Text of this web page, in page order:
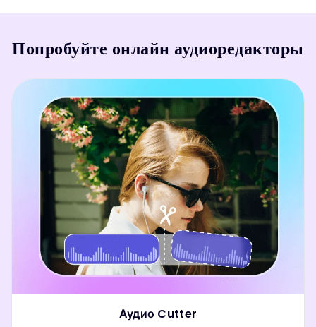
Попробуйте онлайн аудиоредакторы
Аудио Cutter